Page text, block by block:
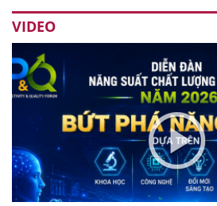
VIDEO